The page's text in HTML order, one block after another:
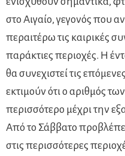
στο Αιγαίο, γεγονός που
περαιτέρω τις καιρικές
παράκτιες περιοχές. Η
θα συνεχιστεί τις
εκτιμούν ότι ο αριθμός
περισσότερο μέχρι την
Από το Σάββατο
στις περισσότερες